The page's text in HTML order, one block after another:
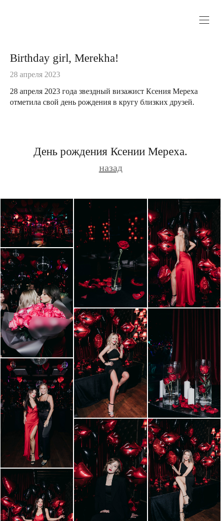
Birthday girl, Merekha!
28 апреля 2023
28 апреля 2023 года звездный визажист Ксения Мереха
отметила свой день рождения в кругу близких друзей.
День рождения Ксении Мереха.
назад